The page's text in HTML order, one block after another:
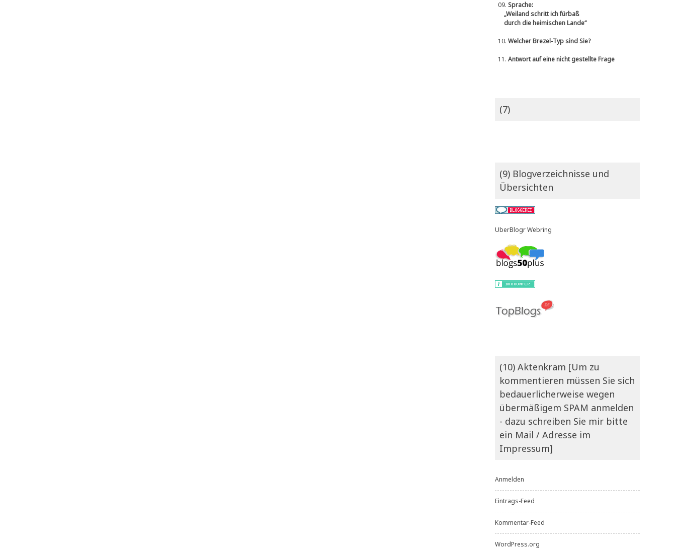
09. Sprache:
„Weiland schritt ich fürbaß
durch die heimischen Lande“
10. Welcher Brezel-Typ sind Sie?
11. Antwort auf eine nicht gestellte Frage
(7)
(9) Blogverzeichnisse und
Übersichten
UberBlogr Webring
(10) Aktenkram [Um zu
kommentieren müssen Sie sich
bedauerlicherweise wegen
übermäßigem SPAM anmelden
- dazu schreiben Sie mir bitte
ein Mail / Adresse im
Impressum]
Anmelden
Eintrags-Feed
Kommentar-Feed
WordPress.org